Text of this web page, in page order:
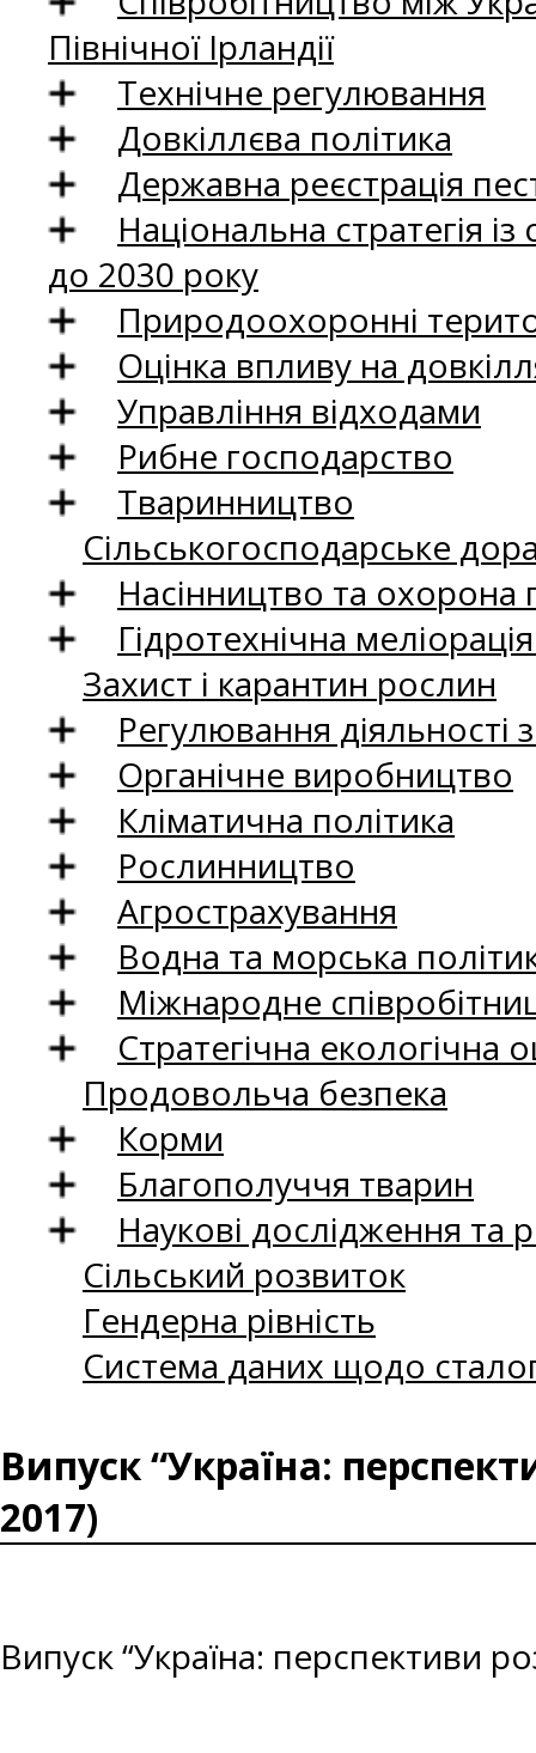
Північної Ірландії
Технічне регулювання
Довкіллєва політика
Державна реєстрація
Національна стратегія
до 2030 року
Природоохоронні
Оцінка впливу на
Управління відходами
Рибне господарство
Тваринництво
Сільськогосподарське
Насінництво та
Гідротехнічна
Захист і карантин рослин
Регулювання
Органічне виробництво
Кліматична політика
Рослинництво
Агрострахування
Водна та морська
Міжнародне
Стратегічна екологічна
Продовольча безпека
Корми
Благополуччя тварин
Наукові дослідження та
Сільський розвиток
Гендерна рівність
Система даних щодо
Випуск “Україна:
2017)
Випуск “Україна: перспективи